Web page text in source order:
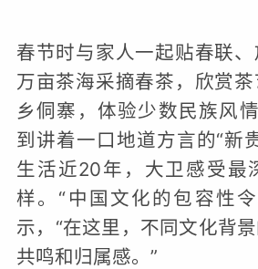
春节时与家人一起贴春联
万亩茶海采摘春茶，欣赏
乡侗寨，体验少数民族风
到讲着一口地道方言的“新
生活近20年，大卫感受最
样。“中国文化的包容性
示，“在这里，不同文化背
共鸣和归属感。”